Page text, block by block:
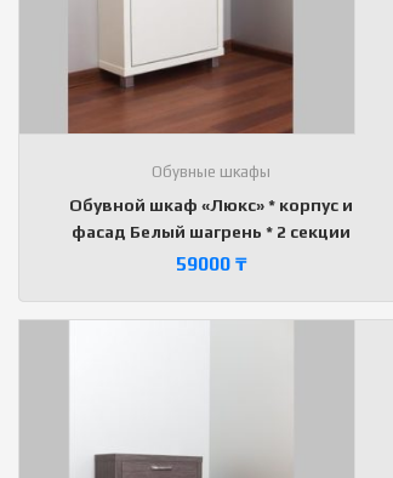
Обувные шкафы
Обувной шкаф «Люкс» * корпус и
фасад Белый шагрень * 2 секции
59000 ₸